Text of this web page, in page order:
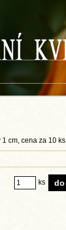
cm, cena za 10 ks
ks